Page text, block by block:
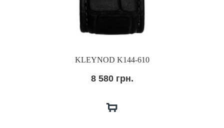
KLEYNOD K144-610
8 580 грн.